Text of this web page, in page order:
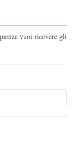
vuoi ricevere gli